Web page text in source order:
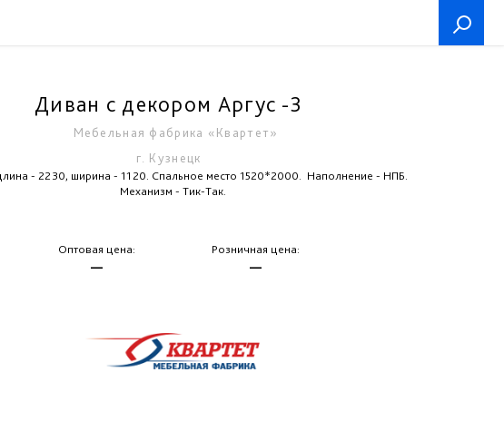
Диван с декором Аргус -3
Мебельная фабрика «Квартет»
г. Кузнецк
- 2230, ширина - 1120. Спальное место 1520*2000. Наполнение - НПБ.
Механизм - Тик-Так.
Оптовая цена:
—
Розничная цена:
—